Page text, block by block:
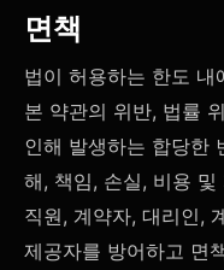
면책
법이 허용하는 한도
본 약관의 위반, 법률
인해 발생하는 합당한
해, 책임, 손실, 비용
직원, 계약자, 대리인,
제공자를 방어하고 면